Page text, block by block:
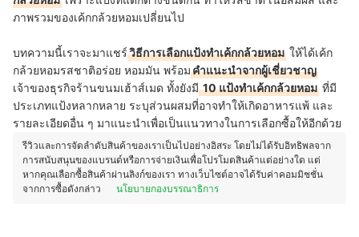
ภาพรวมของเค้กกล้วยหอมเปลี่ยนไป
บทความนี้เราจะมาแชร์วิธีการเลือกแป้งทำเค้กกล้วยหอม ให้ได้เค้ก
กล้วยหอมรสชาติอร่อย หอมมัน พร้อมคำแนะนำจากผู้เชี่ยวชาญ
เจ้าของธุรกิจร้านขนมเฮ้าส์เมด ทั้งยังมี10 แป้งทำเค้กกล้วยหอม ที่มี
ประเภทแป้งหลากหลาย ระบุส่วนผสมที่อาจทำให้เกิดอาหารแพ้ และ
รายละเอียดอื่น ๆ มาแนะนำเพื่อเป็นแนวทางในการเลือกซื้อให้อีกด้วย
รีวิวและการจัดลำดับสินค้าของเราเป็นไปอย่างอิสระ โดยไม่ได้รับอิทธิพลจาก
การสนับสนุนของแบรนด์หรือการจ่ายเงินเพื่อโปรโมตสินค้าแต่อย่างใด แต่
หากคุณเลือกซื้อสินค้าผ่านลิงก์ของเรา ทางเว็บไซต์อาจได้รับค่าคอมมิชชั่น
จากการซื้อดังกล่าว
นโยบายกองบรรณาธิการ